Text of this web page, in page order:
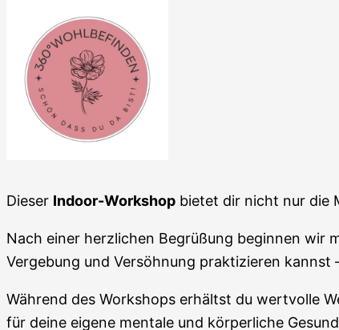
Dieser Indoor-Workshop bietet dir nicht nur die
Nach einer herzlichen Begrüßung beginnen wir
Vergebung und Versöhnung praktizieren
Während des Workshops erhältst du wertvolle
für deine eigene mentale und körperliche